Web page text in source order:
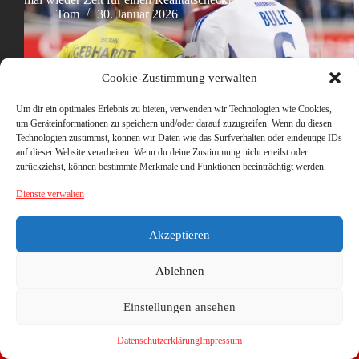
Cookie-Zustimmung verwalten
Um dir ein optimales Erlebnis zu bieten, verwenden wir Technologien wie Cookies,
um Geräteinformationen zu speichern und/oder darauf zuzugreifen. Wenn du diesen
Technologien zustimmst, können wir Daten wie das Surfverhalten oder eindeutige IDs
auf dieser Website verarbeiten. Wenn du deine Zustimmung nicht erteilst oder
zurückziehst, können bestimmte Merkmale und Funktionen beeinträchtigt werden.
Dienste verwalten
Akzeptieren
Ablehnen
Einstellungen ansehen
DatenschutzerklärungImpressum
Tom
30. Januar 2026